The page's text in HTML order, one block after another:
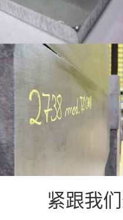
紧跟我